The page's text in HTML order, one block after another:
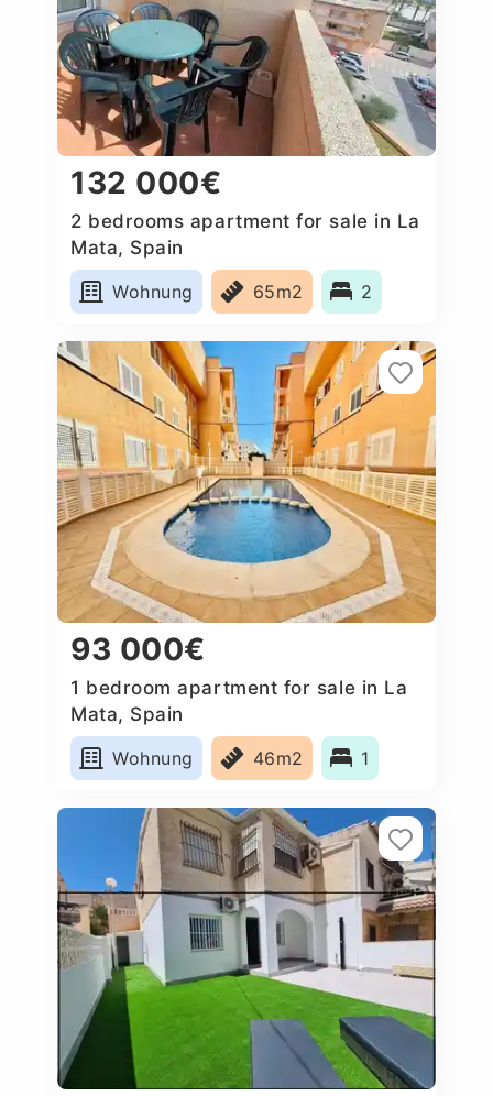
132 000€
2 bedrooms apartment for sale in La
Mata, Spain
Wohnung
65m2 2
93 000€
1 bedroom apartment for sale in La
Mata, Spain
Wohnung
46m2 1